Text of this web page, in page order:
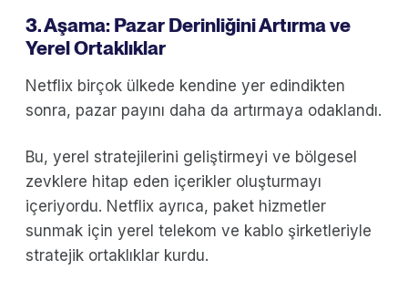
3. Aşama: Pazar Derinliğini Artırma ve
Yerel Ortaklıklar
Netflix birçok ülkede kendine yer edindikten
sonra, pazar payını daha da artırmaya odaklandı.
Bu, yerel stratejilerini geliştirmeyi ve bölgesel
zevklere hitap eden içerikler oluşturmayı
içeriyordu. Netflix ayrıca, paket hizmetler
sunmak için yerel telekom ve kablo şirketleriyle
stratejik ortaklıklar kurdu.